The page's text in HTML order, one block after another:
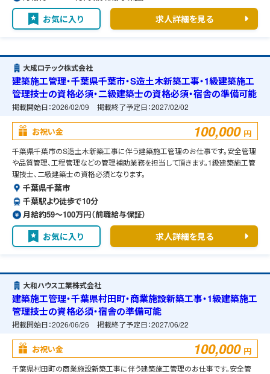
お気に入り 求人詳細を見る
大成ロテック株式会社
建築施工管理・千葉県千葉市・S造土木新築工事・1級建築施工
管理技士の資格必須・二級建築士の資格必須・宿舎の準備可能
掲載開始日：2026/02/09 掲載終了予定日：2027/02/02
お祝い金 100,000 円
千葉県千葉市のS造土木新築工事に伴う建築施工管理のお仕事です。安全管理
や品質管理、工程管理などの管理補助業務を担当して頂きます。1級建築施工管
理技士、二級建築士の資格必須となります。
千葉県千葉市
千葉駅より徒歩で10分
月給約59〜100万円（前職給与保証）
お気に入り 求人詳細を見る
大和ハウス工業株式会社
建築施工管理・千葉県村田町・商業施設新築工事・1級建築施工
管理技士の資格必須・宿舎の準備可能
掲載開始日：2026/06/26 掲載終了予定日：2027/06/22
お祝い金 100,000 円
千葉県村田町の商業施設新築工事に伴う建築施工管理のお仕事です。安全管